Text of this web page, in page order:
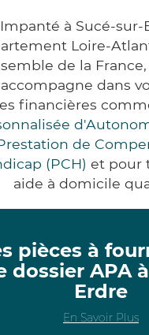
Impanté à Sucé-sur-
Loire-
de la
dans
financières
de
(PCH) et pour
aide à domicile
pièces à
dossier APA
Erdre
En Savoir Plus